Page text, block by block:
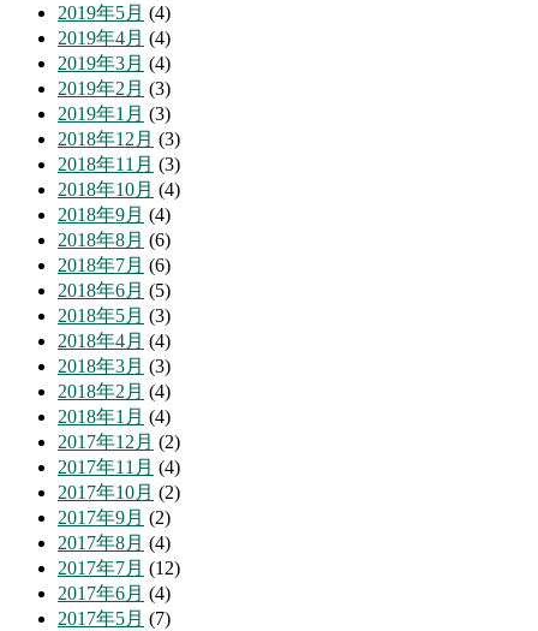
2019年5月 (4)
2019年4月 (4)
2019年3月 (4)
2019年2月 (3)
2019年1月 (3)
2018年12月 (3)
2018年11月 (3)
2018年10月 (4)
2018年9月 (4)
2018年8月 (6)
2018年7月 (6)
2018年6月 (5)
2018年5月 (3)
2018年4月 (4)
2018年3月 (3)
2018年2月 (4)
2018年1月 (4)
2017年12月 (2)
2017年11月 (4)
2017年10月 (2)
2017年9月 (2)
2017年8月 (4)
2017年7月 (12)
2017年6月 (4)
2017年5月 (7)